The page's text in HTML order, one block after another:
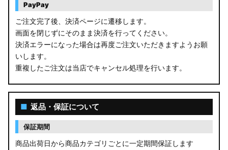
PayPay
ご注文完了後、決済ページに遷移します。
画面を閉じずにそのまま決済を行ってください。
決済エラーになった場合は再度ご注文いただきますようお願
いします。
重複したご注文は当店でキャンセル処理を行います。
■ 返品・保証について
保証期間
商品出荷日から商品カテゴリごとに一定期間保証します